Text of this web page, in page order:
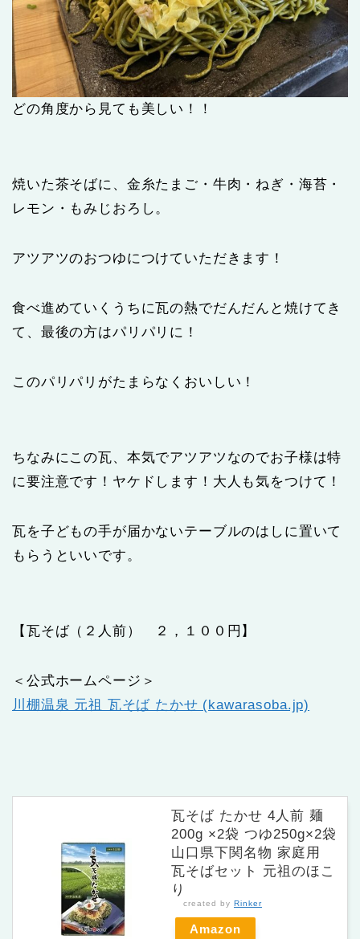
どの角度から見ても美しい！！
焼いた茶そばに、金糸たまご・牛肉・ねぎ・海苔・
レモン・もみじおろし。
アツアツのおつゆにつけていただきます！
食べ進めていくうちに瓦の熱でだんだんと焼けてき
て、最後の方はパリパリに！
このパリパリがたまらなくおいしい！
ちなみにこの瓦、本気でアツアツなのでお子様は特
に要注意です！ヤケドします！大人も気をつけて！
瓦を子どもの手が届かないテーブルのはしに置いて
もらうといいです。
【瓦そば（２人前） ２，１００円】
＜公式ホームページ＞
川棚温泉 元祖 瓦そば たかせ (kawarasoba.jp)
瓦そば たかせ 4人前 麺
200g ×2袋 つゆ250g×2袋
山口県下関名物 家庭用
瓦そばセット 元祖のほこ
り
created by Rinker
Amazon